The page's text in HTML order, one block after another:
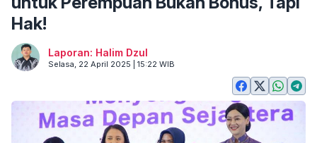
Hak!
Laporan: Halim Dzul
Selasa, 22 April 2025 | 15:22 WIB